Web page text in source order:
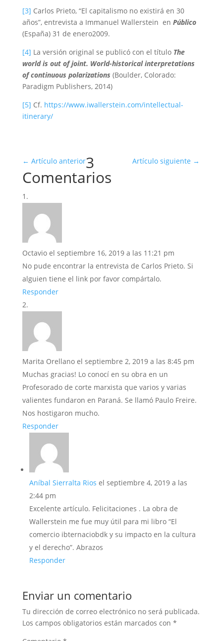
[3] Carlos Prieto, “El capitalismo no existirá en 30
años”, entrevista a Immanuel Wallerstein en Público
(España) 31 de enero2009.
[4] La versión original se publicó con el título The
world is out of joint. World-historical interpretations
of continuous polarizations (Boulder, Colorado:
Paradigm Publishers, 2014)
[5] Cf. https://www.iwallerstein.com/intellectual-
itinerary/
← Artículo anterior Artículo siguiente →
3
Comentarios
Octavio el septiembre 16, 2019 a las 11:21 pm
No pude encontrar la entrevista de Carlos Prieto. Si
alguien tiene el link por favor compártalo.
Responder
Marita Orellano el septiembre 2, 2019 a las 8:45 pm
Muchas gracias! Lo conocí en su obra en un
Profesorado de corte marxista que varios y varias
valientes fundaron en Paraná. Se llamó Paulo Freire.
Nos hostigaron mucho.
Responder
Aníbal Sierralta Rios el septiembre 4, 2019 a las
2:44 pm
Excelente artículo. Felicitaciones . La obra de
Wallerstein me fue muy útil para mi libro “El
comercio ibternaciobdk y su impacto en la cultura
y el derecho”. Abrazos
Responder
Enviar un comentario
Tu dirección de correo electrónico no será publicada.
Los campos obligatorios están marcados con *